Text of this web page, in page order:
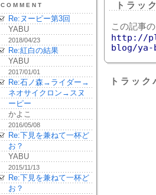
COMMENT
Re:ヌーピー第3回
YABU
2018/04/23
Re:紅白の結果
YABU
2017/01/01
Re:石ノ森→ライダー→
ネオサイクロン→スヌ
ーピー
かよこ
2016/05/08
Re:下見を兼ねて一杯ど
お？
YABU
2015/11/13
Re:下見を兼ねて一杯ど
お？
トラッ
この記事
http://
blog/
トラッ